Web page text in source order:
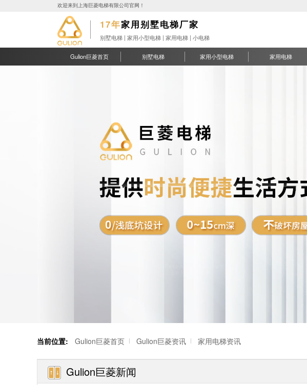
欢迎来到上海巨菱电梯有限公司官网！
17年家用别墅电梯厂家
别墅电梯 | 家用小型电梯 | 家用电梯 | 小电梯
Gulion巨菱首页 别墅电梯 家用小型电梯 家用电梯
当前位置: Gulion巨菱首页 Gulion巨菱资讯 家用电梯资讯
Gulion巨菱新闻